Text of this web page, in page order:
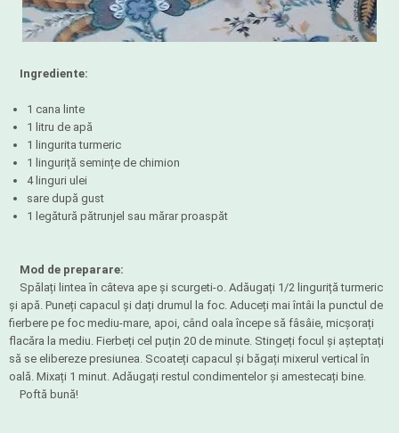
Ingrediente:
1 cana linte
1 litru de apă
1 lingurita turmeric
1 linguriță semințe de chimion
4 linguri ulei
sare după gust
1 legătură pătrunjel sau mărar proaspăt
Mod de preparare:
Spălați lintea în câteva ape și scurgeti-o. Adăugați 1/2 linguriță turmeric
și apă. Puneți capacul și dați drumul la foc. Aduceți mai întâi la punctul de
fierbere pe foc mediu-mare, apoi, când oala începe să fâsâie, micșorați
flacăra la mediu. Fierbeți cel puțin 20 de minute. Stingeți focul și așteptați
să se elibereze presiunea. Scoateți capacul și băgați mixerul vertical în
oală. Mixați 1 minut. Adăugați restul condimentelor și amestecați bine.
Poftă bună!